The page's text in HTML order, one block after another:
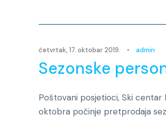
četvrtak, 17. oktobar 2019. • admin
Sezonske
Poštovani posjetioci, Ski centar
oktobra počinje pretprodaja